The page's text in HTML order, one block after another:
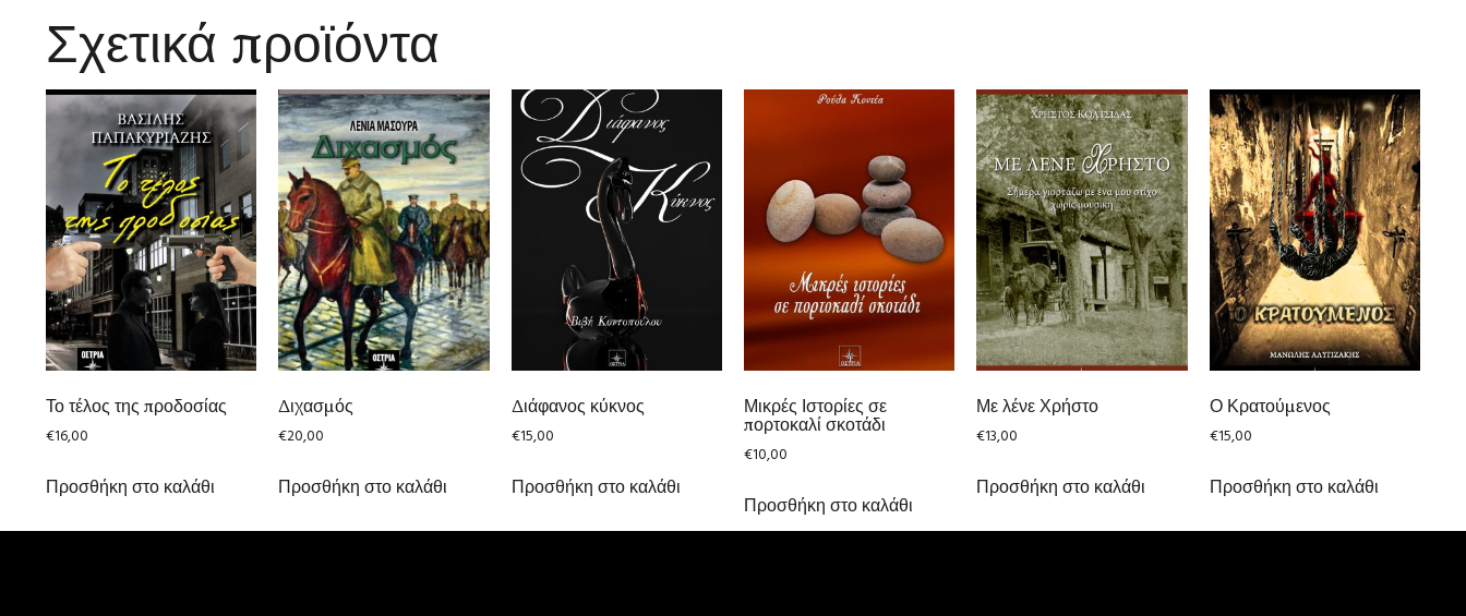
Σχετικά προϊόντα
Το τέλος της προδοσίας
€16,00
Προσθήκη στο καλάθι
Διχασμός
€20,00
Προσθήκη στο καλάθι
Διάφανος κύκνος
€15,00
Προσθήκη στο καλάθι
Μικρές Ιστορίες σε
πορτοκαλί σκοτάδι
€10,00
Προσθήκη στο καλάθι
Με λένε Χρήστο
€13,00
Προσθήκη στο καλάθι
Ο Κρατούμενος
€15,00
Προσθήκη στο καλάθι